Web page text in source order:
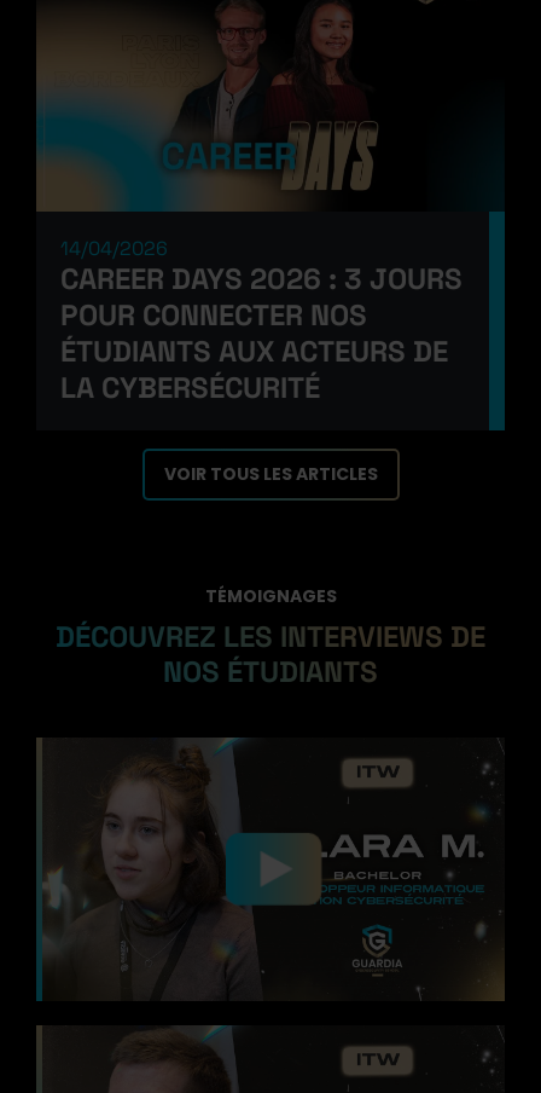
14/04/2026
CAREER DAYS 2026 : 3 JOURS
POUR CONNECTER NOS
ÉTUDIANTS AUX ACTEURS DE
LA CYBERSÉCURITÉ
VOIR TOUS LES ARTICLES
TÉMOIGNAGES
DÉCOUVREZ LES INTERVIEWS DE
NOS ÉTUDIANTS